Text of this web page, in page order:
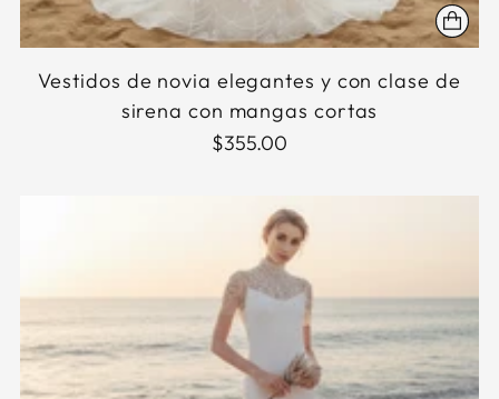
Vestidos de novia elegantes y con clase de
sirena con mangas cortas
$355.00